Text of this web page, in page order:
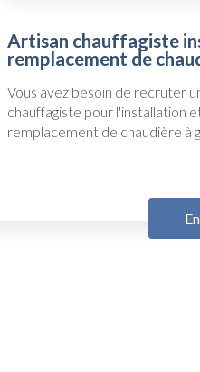
Artisan chauffagiste
remplacement de
Vous avez besoin de recruter
chauffagiste pour l'installation
remplacement de chaudière à